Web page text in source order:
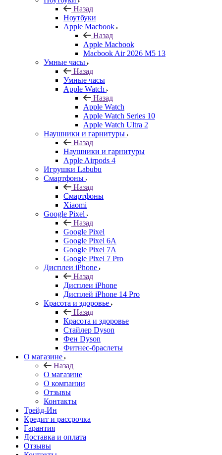
Назад
Ноутбуки
Apple Macbook
Назад
Apple Macbook
Macbook Air 2026 M5 13
Умные часы
Назад
Умные часы
Apple Watch
Назад
Apple Watch
Apple Watch Series 10
Apple Watch Ultra 2
Наушники и гарнитуры
Назад
Наушники и гарнитуры
Apple Airpods 4
Игрушки Labubu
Смартфоны
Назад
Смартфоны
Xiaomi
Google Pixel
Назад
Google Pixel
Google Pixel 6A
Google Pixel 7А
Google Pixel 7 Pro
Дисплеи iPhone
Назад
Дисплеи iPhone
Дисплей iPhone 14 Pro
Красота и здоровье
Назад
Красота и здоровье
Стайлер Dyson
Фен Dyson
Фитнес-браслеты
О магазине
Назад
О магазине
О компании
Отзывы
Контакты
Трейд-Ин
Кредит и рассрочка
Гарантия
Доставка и оплата
Отзывы